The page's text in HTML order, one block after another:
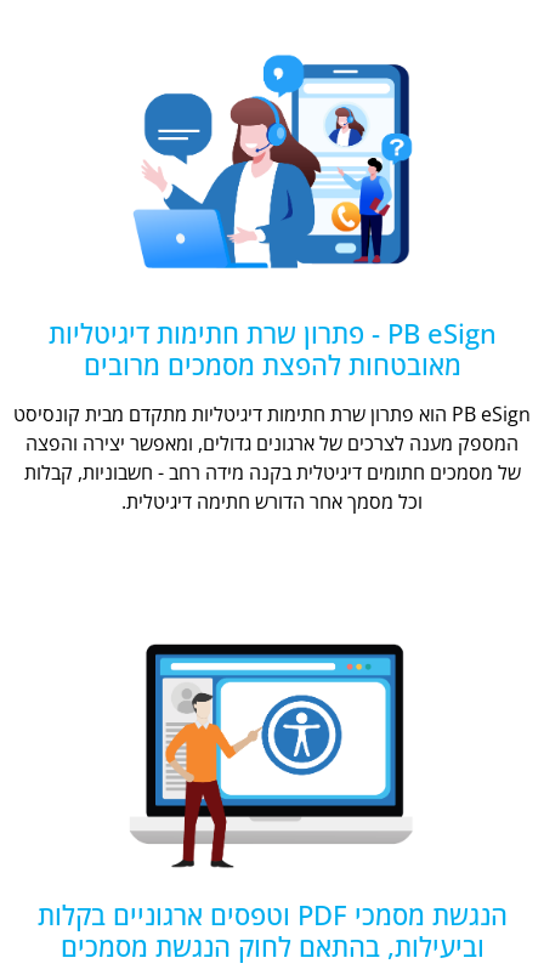
PB eSign - פתרון שרת חתימות דיגיטליות
מאובטחות להפצת מסמכים מרובים
PB eSign הוא פתרון שרת חתימות דיגיטליות מתקדם מבית קונסיסט
המספק מענה לצרכים של ארגונים גדולים, ומאפשר יצירה והפצה
של מסמכים חתומים דיגיטלית בקנה מידה רחב - חשבוניות, קבלות
וכל מסמך אחר הדורש חתימה דיגיטלית.
הנגשת מסמכי PDF וטפסים ארגוניים בקלות
וביעילות, בהתאם לחוק הנגשת מסמכים